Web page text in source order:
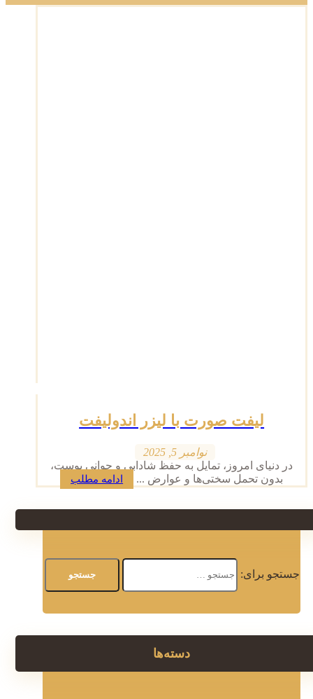
لیفت صورت با لیزر اندولیفت
نوامبر 5, 2025
در دنیای امروز، تمایل به حفظ شادابی و جوانی پوست،
بدون تحمل سختی‌ها و عوارض ...
ادامه مطلب
جستجو برای:
دسته‌ها